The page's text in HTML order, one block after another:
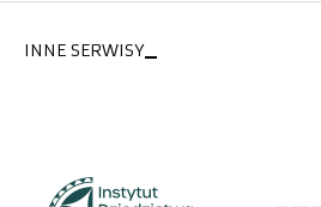
INNE SERWISY